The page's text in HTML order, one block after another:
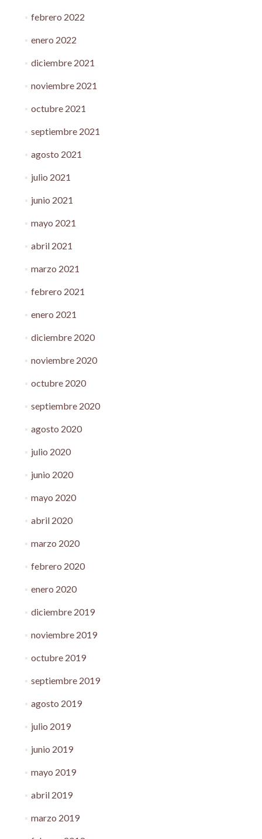
febrero 2022
enero 2022
diciembre 2021
noviembre 2021
octubre 2021
septiembre 2021
agosto 2021
julio 2021
junio 2021
mayo 2021
abril 2021
marzo 2021
febrero 2021
enero 2021
diciembre 2020
noviembre 2020
octubre 2020
septiembre 2020
agosto 2020
julio 2020
junio 2020
mayo 2020
abril 2020
marzo 2020
febrero 2020
enero 2020
diciembre 2019
noviembre 2019
octubre 2019
septiembre 2019
agosto 2019
julio 2019
junio 2019
mayo 2019
abril 2019
marzo 2019